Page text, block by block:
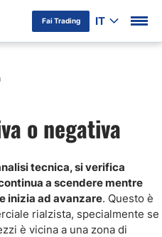
Fai Trading IT
o negativa
tecnica, si verifica
a scendere mentre
inizia ad avanzare. Questo è
rialzista, specialmente se
è vicina a una zona di